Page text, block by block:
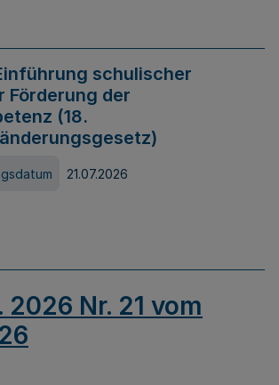
schulischer
Förderung der
(18.
21.07.2026
2026 Nr. 21 vom